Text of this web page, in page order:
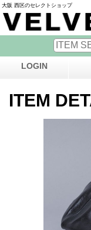
大阪 西区のセレクトショップ
LOGIN
ITEM